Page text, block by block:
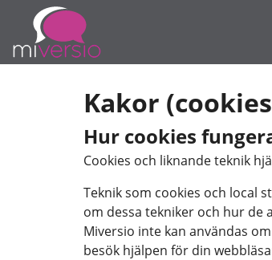
Kakor
Hur cookies
Cookies och liknande teknik
Teknik som cookies och local
om dessa tekniker och hur de
Miversio inte kan användas
besök hjälpen för din